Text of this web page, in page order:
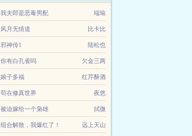
我夫郎是恶毒男配 端瑜
风月无情道 比卡比
邪神传1 陆松也
你有白孔雀吗 欠金三两
娘子多福 红芹酥酒
苟在修真世界 夜悠
被迫嫁给一个枭雄 拭微
组合解散，我爆红了！ 远上天山